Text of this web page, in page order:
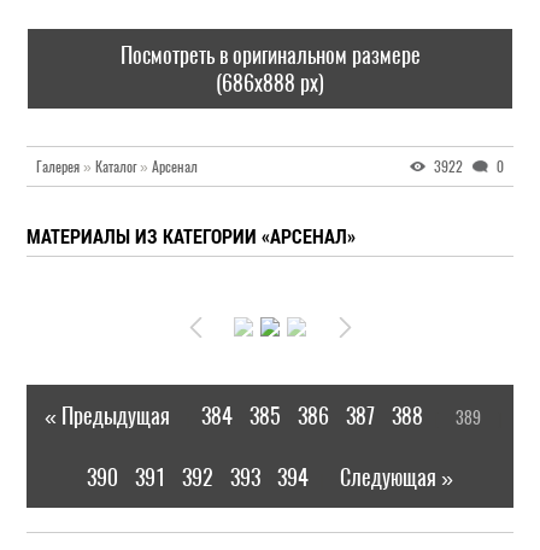
Посмотреть в оригинальном размере
(686x888 px)
Галерея » Каталог» Арсенал 3922 0
МАТЕРИАЛЫ ИЗ КАТЕГОРИИ «АРСЕНАЛ»
« Предыдущая 384 385 386 387 388 389
390 391 392 393 394 Следующая »